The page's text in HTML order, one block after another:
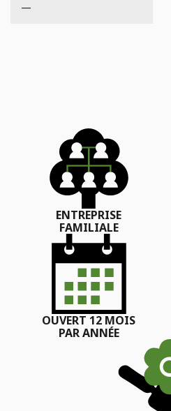
—
ENTREPRISE
FAMILIALE
OUVERT 12 MOIS
PAR ANNÉE